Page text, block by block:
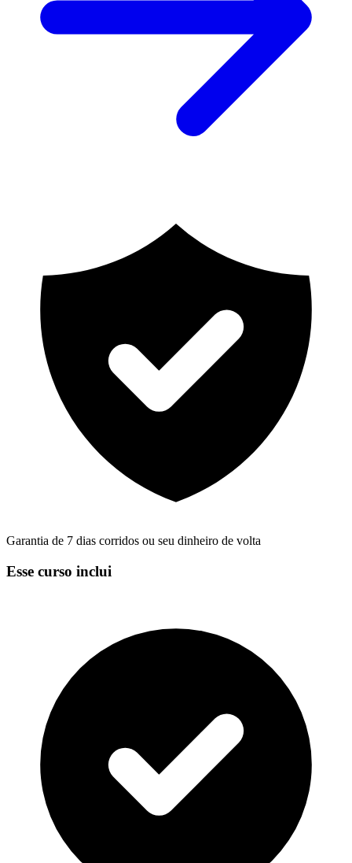
Garantia de 7 dias corridos ou seu dinheiro de volta
Esse curso inclui